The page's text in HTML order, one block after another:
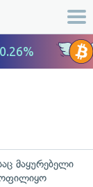
მაყურებელი